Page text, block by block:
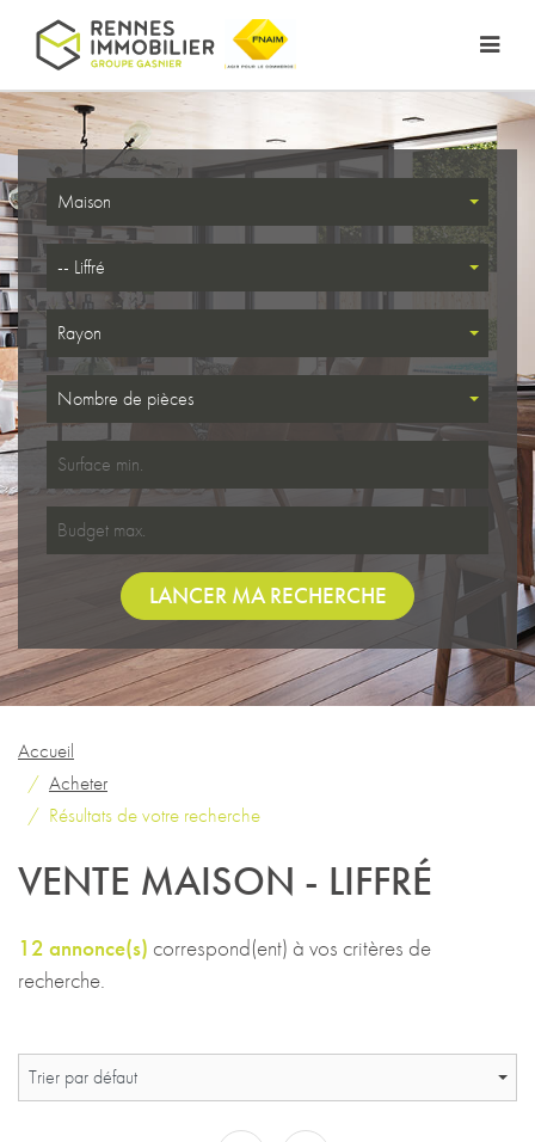
Maison
-- Liffré
Rayon
Nombre de pièces
LANCER MA RECHERCHE
Accueil
Acheter
Résultats de votre recherche
VENTE MAISON - LIFFRÉ
12 annonce(s) correspond(ent) à vos critères de
recherche.
Trier par défaut